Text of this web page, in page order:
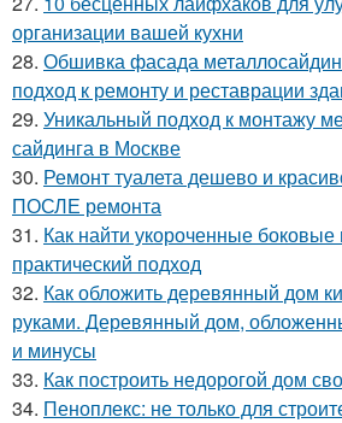
организации вашей кухни
28. Обшивка фасада
подход к ремонту и реставрации
29. Уникальный подход к монтажу
сайдинга в Москве
30. Ремонт туалета дешево и
ПОСЛЕ ремонта
31. Как найти укороченные боковые
практический подход
32. Как обложить деревянный дом
руками. Деревянный дом,
и минусы
33. Как построить недорогой дом
34. Пеноплекс: не только для